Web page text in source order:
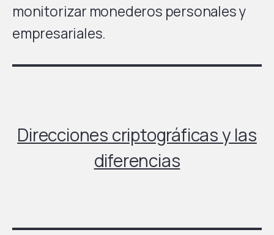
monitorizar monederos personales y
empresariales.
Direcciones criptográficas y las
diferencias